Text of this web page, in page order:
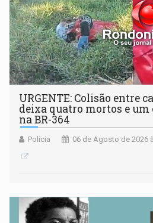
URGENTE: Colisão entre
deixa quatro mortos e um
na BR-364
Polícia 06 de Agosto de 2026